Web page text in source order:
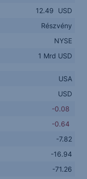
12.49
USD
Részvény
NYSE
1 Mrd USD
USA
USD
-0.08
-0.64
-7.82
-16.94
-71.26